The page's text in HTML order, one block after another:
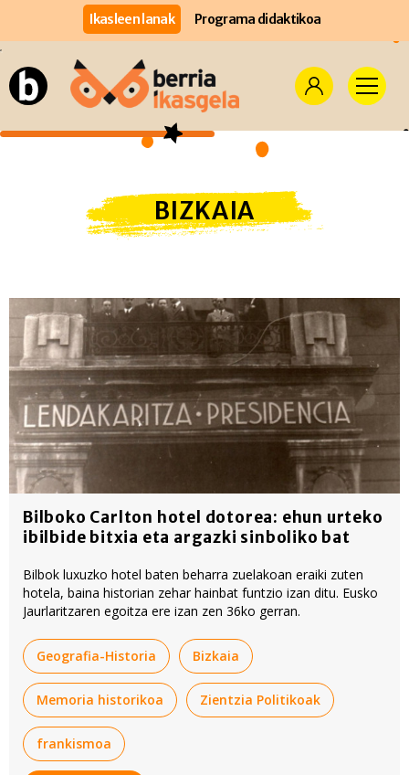
Ikasleen lanak Programa didaktikoa
BIZKAIA
Bilboko Carlton hotel dotorea: ehun urteko
ibilbide bitxia eta argazki sinboliko bat
Bilbok luxuzko hotel baten beharra zuelakoan eraiki zuten
hotela, baina historian zehar hainbat funtzio izan ditu. Eusko
Jaurlaritzaren egoitza ere izan zen 36ko gerran.
Geografia-Historia Bizkaia
Memoria historikoa Zientzia Politikoak
frankismoa